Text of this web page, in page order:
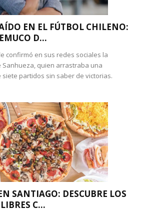
EN EL FÚTBOL CHILENO:
D...
confirmó en sus redes sociales la
Sanhueza, quien arrastraba una
siete partidos sin saber de victorias.
SANTIAGO: DESCUBRE LOS
C...